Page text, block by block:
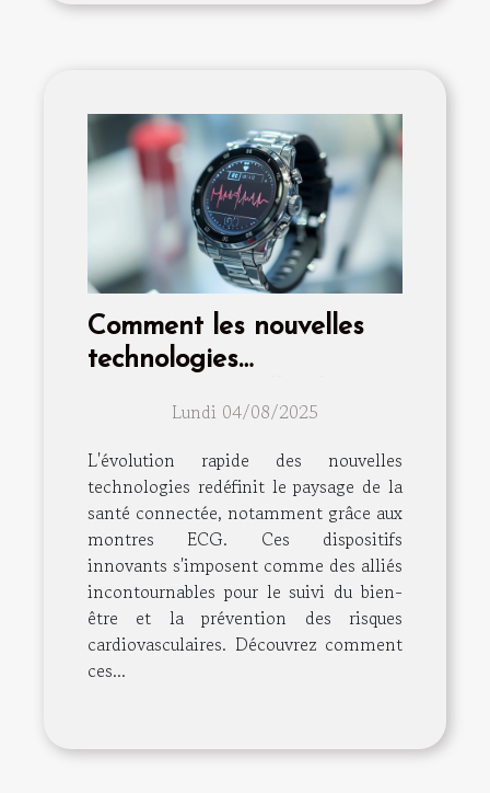
Comment les nouvelles
technologies
montres ECG en outils de
santé essentiels ?
Lundi 04/08/2025
L'évolution rapide des nouvelles
technologies redéfinit le paysage de la
santé connectée, notamment grâce aux
montres ECG. Ces dispositifs
innovants s'imposent comme des alliés
incontournables pour le suivi du bien-
être et la prévention des risques
cardiovasculaires. Découvrez comment
ces...